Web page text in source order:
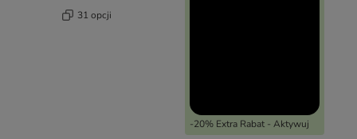
31 opcji
-20% Extra Rabat - Aktywuj